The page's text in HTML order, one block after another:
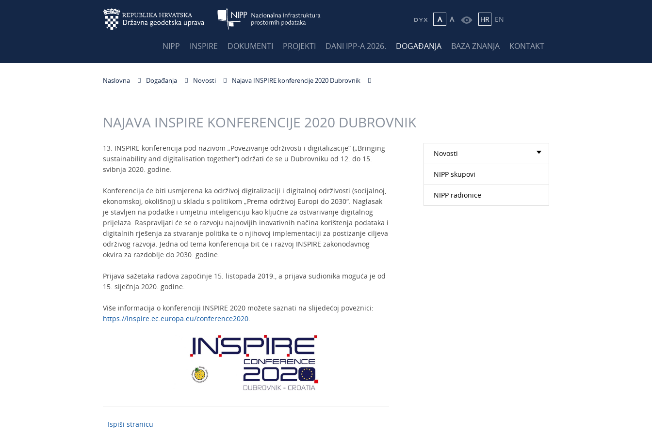
A A HR EN
NIPP INSPIRE DOKUMENTI PROJEKTI DANI IPP-A 2026. DOGAĐANJA BAZA ZNANJA KONTAKT
Naslovna Događanja Novosti Najava INSPIRE konferencije 2020 Dubrovnik
NAJAVA INSPIRE KONFERENCIJE 2020 DUBROVNIK
13. INSPIRE konferencija pod nazivom „Povezivanje održivosti i digitalizacije“ („Bringing
sustainability and digitalisation together“) održati će se u Dubrovniku od 12. do 15.
svibnja 2020. godine.
Konferencija će biti usmjerena ka održivoj digitalizaciji i digitalnoj održivosti (socijalnoj,
ekonomskoj, okolišnoj) u skladu s politikom „Prema održivoj Europi do 2030“. Naglasak
je stavljen na podatke i umjetnu inteligenciju kao ključne za ostvarivanje digitalnog
prijelaza. Raspravljati će se o razvoju najnovijih inovativnih načina korištenja podataka i
digitalnih rješenja za stvaranje politika te o njihovoj implementaciji za postizanje ciljeva
održivog razvoja. Jedna od tema konferencija bit će i razvoj INSPIRE zakonodavnog
okvira za razdoblje do 2030. godine.
Prijava sažetaka radova započinje 15. listopada 2019., a prijava sudionika moguća je od
15. siječnja 2020. godine.
Više informacija o konferenciji INSPIRE 2020 možete saznati na slijedećoj poveznici:
https://inspire.ec.europa.eu/conference2020.
Ispiši stranicu
Novosti
NIPP skupovi
NIPP radionice